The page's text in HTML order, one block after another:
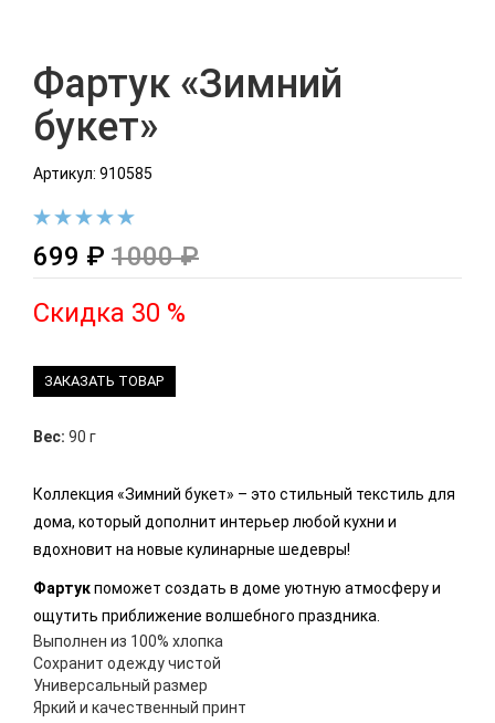
Фартук «Зимний
букет»
Артикул: 910585
699 ₽ 1000 ₽
Скидка 30 %
ЗАКАЗАТЬ ТОВАР
Вес: 90 г
Коллекция «Зимний букет» – это стильный текстиль для
дома, который дополнит интерьер любой кухни и
вдохновит на новые кулинарные шедевры!
Фартукпоможет создать в доме уютную атмосферу и
ощутить приближение волшебного праздника.
Выполнен из 100% хлопка
Сохранит одежду чистой
Универсальный размер
Яркий и качественный принт